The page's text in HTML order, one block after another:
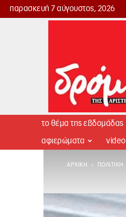
παρασκευή 7 αύγουστος, 2026
Δρόμος
το θέμα της εβδομάδας
αφιερώματα video
ΑΡΧΙΚΉ ΠΟΛΙΤΙΚΉ